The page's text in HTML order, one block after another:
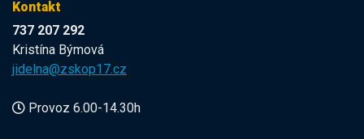
Kontakt
737 207 292
Kristína Býmová
jidelna@zskop17.cz
Provoz 6.00-14.30h